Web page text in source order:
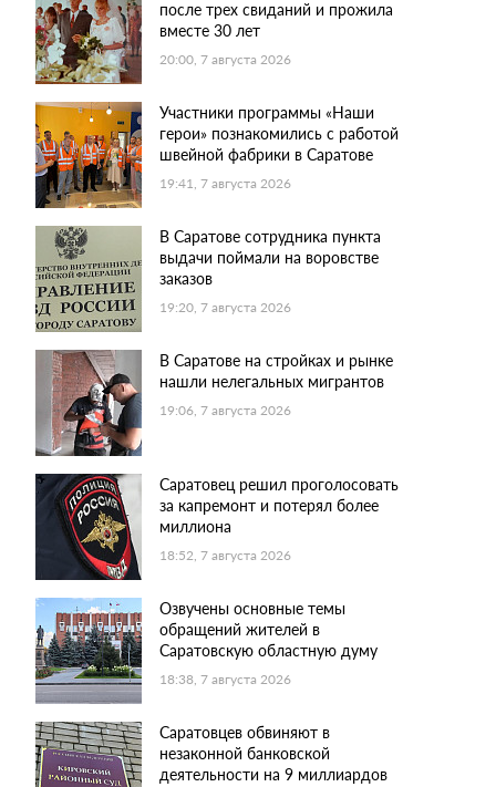
после трех свиданий и прожила
вместе 30 лет
20:00, 7 августа 2026
Участники программы «Наши
герои» познакомились с работой
швейной фабрики в Саратове
19:41, 7 августа 2026
В Саратове сотрудника пункта
выдачи поймали на воровстве
заказов
19:20, 7 августа 2026
В Саратове на стройках и рынке
нашли нелегальных мигрантов
19:06, 7 августа 2026
Саратовец решил проголосовать
за капремонт и потерял более
миллиона
18:52, 7 августа 2026
Озвучены основные темы
обращений жителей в
Саратовскую областную думу
18:38, 7 августа 2026
Саратовцев обвиняют в
незаконной банковской
деятельности на 9 миллиардов